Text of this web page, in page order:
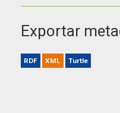
Exportar
RDF XML Turtle